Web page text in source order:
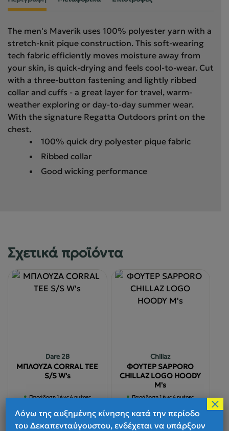
The men's Maverik uses 100% polyester yarn with a
stretch-knit pique construction. This soft-wearing
tech fabric efficiently moves moisture away from
your skin, is quick-drying and feels cool-to-wear. Cut
with a three-button fastening and lightly ribbed
collar and cuffs - a great layer for travel, warm-
weather exploring or day-to-day summer wear.
With the signature Regatta Outdoors print on the
chest.
100% quick dry polyester pique fabric
Ribbed collar
Good wicking performance
Σχετικά προϊόντα
Dare 2B
ΜΠΛΟΥΖΑ CORRAL TEE
S/S W's
Παράδοση 1 έως 4 ημέρες
Chillaz
ΦΟΥΤΕΡ SAPPORO
CHILLAZ LOGO HOODY
M's
Παράδοση 1 έως 4 ημέρες
Λόγω της αυξημένης κίνησης κατά την περίοδο
του Δεκαπενταύγουστου, ενδέχεται να υπάρξουν
×